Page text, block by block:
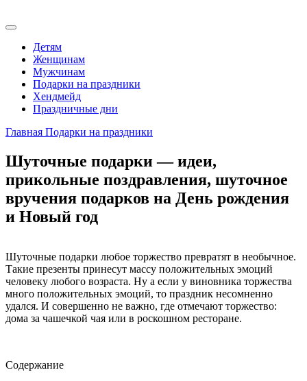
Детям
Женщинам
Мужчинам
Подарки на праздники
Хендмейд
Праздничные дни
Главная Подарки на праздники
Шуточные подарки — идеи,
прикольные поздравления, шуточное
вручения подарков на День рождения
и Новый год
Шуточные подарки любое торжество превратят в необычное.
Такие презенты принесут массу положительных эмоций
человеку любого возраста. Ну а если у виновника торжества
много положительных эмоций, то праздник несомненно
удался. И совершенно не важно, где отмечают торжество:
дома за чашечкой чая или в роскошном ресторане.
Содержание